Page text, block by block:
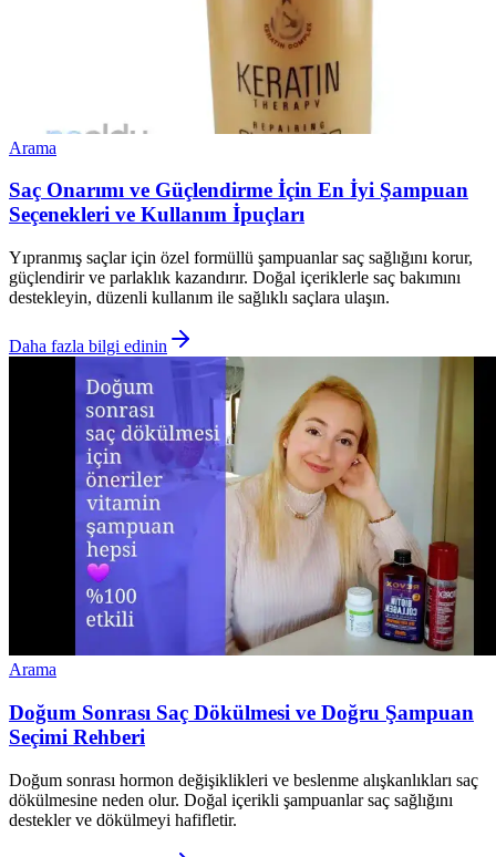
Arama
Saç Onarımı ve Güçlendirme İçin En İyi Şampuan
Seçenekleri ve Kullanım İpuçları
Yıpranmış saçlar için özel formüllü şampuanlar saç sağlığını korur,
güçlendirir ve parlaklık kazandırır. Doğal içeriklerle saç bakımını
destekleyin, düzenli kullanım ile sağlıklı saçlara ulaşın.
Daha fazla bilgi edinin
Arama
Doğum Sonrası Saç Dökülmesi ve Doğru Şampuan
Seçimi Rehberi
Doğum sonrası hormon değişiklikleri ve beslenme alışkanlıkları saç
dökülmesine neden olur. Doğal içerikli şampuanlar saç sağlığını
destekler ve dökülmeyi hafifletir.